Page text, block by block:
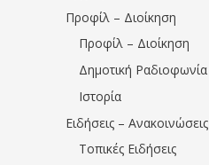
Προφίλ – Διοίκηση
Προφίλ – Διοίκηση
Δημοτική Ραδιοφωνία
Ιστορία
Ειδήσεις – Ανακοινώσεις
Τοπικές Ειδήσεις